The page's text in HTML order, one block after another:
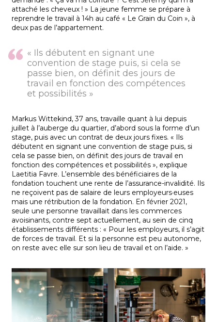
attaché les cheveux ! » La jeune femme se prépare à
reprendre le travail à 14h au café « Le Grain du Coin », à
deux pas de l’appartement.
« Ils débutent en signant une
convention de stage puis, si cela se
passe bien, on définit des jours de
travail en fonction des compétences
et possibilités »
Markus Wittekind, 37 ans, travaille quant à lui depuis
juillet à l’auberge du quartier, d’abord sous la forme d’un
stage, puis avec un contrat de deux jours fixes. « Ils
débutent en signant une convention de stage puis, si
cela se passe bien, on définit des jours de travail en
fonction des compétences et possibilités », explique
Laetitia Favre. L’ensemble des bénéficiaires de la
fondation touchent une rente de l’assurance-invalidité. Ils
ne reçoivent pas de salaire de leurs employeurs·euses
mais une rétribution de la fondation. En février 2021,
seule une personne travaillait dans les commerces
avoisinants, contre sept actuellement, au sein de cinq
établissements différents : « Pour les employeurs, il s’agit
de forces de travail. Et si la personne est peu autonome,
on reste avec elle sur son lieu de travail et on l’aide. »